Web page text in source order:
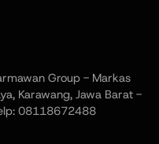
Group - Markas
Karawang, Jawa Barat -
08118672488